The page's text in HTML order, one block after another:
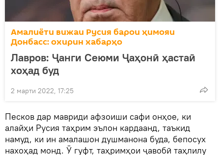
Амалиёти вижаи Русия барои ҳимояи
Донбасс: охирин хабарҳо
Лавров: Ҷанги Сеюми Ҷаҳонӣ ҳастаӣ
хоҳад буд
2 марти 2022, 17:25
Песков дар мавриди афзоиши сафи онҳое, ки
алайҳи Русия таҳрим эълон кардаанд, таъкид
намуд, ки ин амалашон душманона буда, бепосух
нахоҳад монд. Ӯ гуфт, таҳримҳои ҷавобӣ таҳлилу